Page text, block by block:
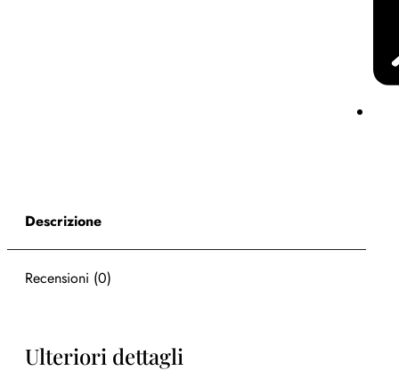
Descrizione
Recensioni (0)
Ulteriori dettagli